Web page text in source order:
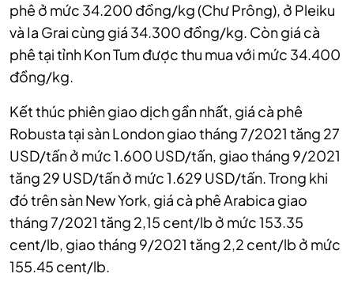
phê ở mức 34.200 đồng/kg (Chư Prông), ở Pleiku
và Ia Grai cùng giá 34.300 đồng/kg. Còn giá cà
phê tại tỉnh Kon Tum được thu mua với mức 34.400
đồng/kg.
Kết thúc phiên giao dịch gần nhất, giá cà phê
Robusta tại sàn London giao tháng 7/2021 tăng 27
USD/tấn ở mức 1.600 USD/tấn, giao tháng 9/2021
tăng 29 USD/tấn ở mức 1.629 USD/tấn. Trong khi
đó trên sàn New York, giá cà phê Arabica giao
tháng 7/2021 tăng 2,15 cent/lb ở mức 153.35
cent/lb, giao tháng 9/2021 tăng 2,2 cent/lb ở mức
155.45 cent/lb.